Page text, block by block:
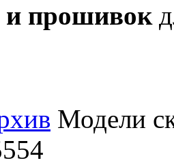
и прошивок
Модели